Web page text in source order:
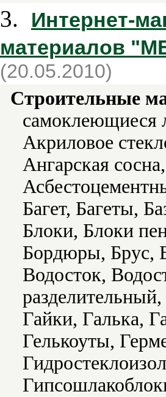
3.
Интернет-
материалов
(20.05.2010)
Строительные
самоклеющиеся
Акриловое
Ангарская
Багет, Багеты,
Блоки, Блоки
Бордюры, Брус,
Водосток,
Гайки, Галька,
Гелькоуты,